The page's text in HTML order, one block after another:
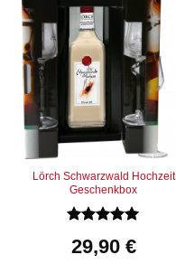
Lörch Schwarzwald Hochzeit
Geschenkbox
mit5von
29,90 €